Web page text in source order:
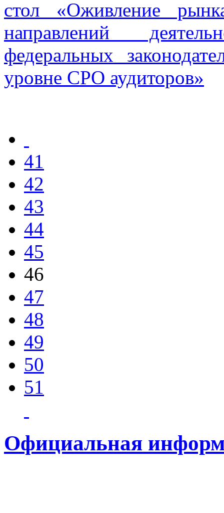
стол «Оживление
направлений
федеральных
уровне СРО аудиторов»
41
42
43
44
45
46
47
48
49
50
51
Официальная